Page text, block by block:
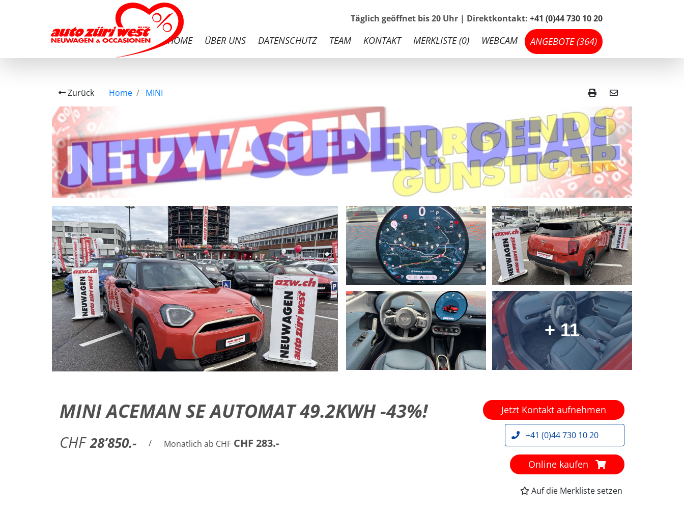
Täglich geöffnet bis 20 Uhr | Direktkontakt: +41 (0)44 730 10 20
HOME ÜBER UNS DATENSCHUTZ TEAM KONTAKT MERKLISTE (0) WEBCAM ANGEBOTE (364)
Zurück Home MINI
+ 11
MINI ACEMAN SE AUTOMAT 49.2KWH -43%!
CHF 28’850.- / Monatlich ab CHF CHF 283.-
Jetzt Kontakt aufnehmen
+41 (0)44 730 10 20
Online kaufen
Auf die Merkliste setzen